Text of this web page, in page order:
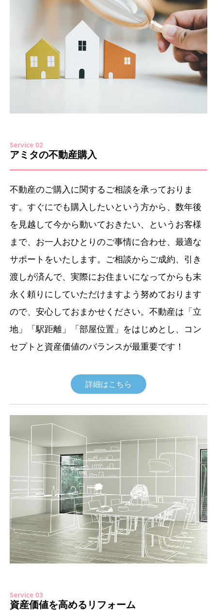
Service 02
アミタの不動産購入
不動産のご購入に関するご相談を承っておりま
す。すぐにでも購入したいという方から、数年後
を見越して今から動いておきたい、というお客様
まで、お一人おひとりのご事情に合わせ、最適な
サポートをいたします。ご相談からご成約、引き
渡しが済んで、実際にお住まいになってからも末
永く頼りにしていただけますよう努めております
ので、安心しておまかせください。不動産は「立
地」「駅距離」「部屋位置」をはじめとし、コン
セプトと資産価値のバランスが最重要です！
詳細はこちら
Service 03
資産価値を高めるリフォーム